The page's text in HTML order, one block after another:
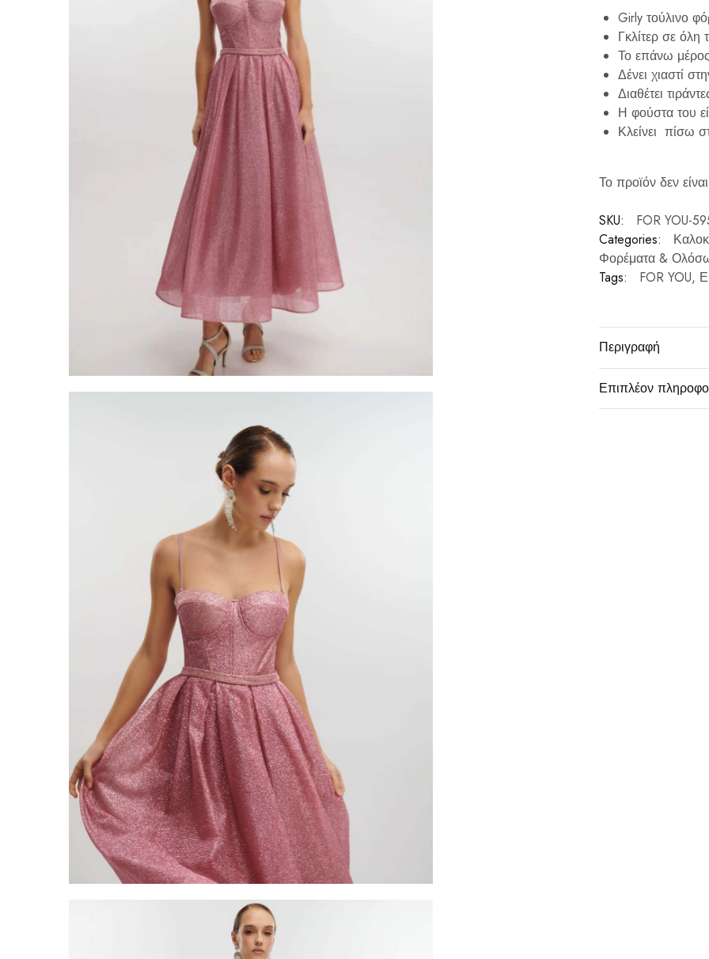
Girly τούλινο
Γκλίτερ σε όλη
Το επάνω
Δένει χιαστί
Διαθέτει
Η φούστα του
Κλείνει πίσω
Το προϊόν δεν
SKU:
FOR YOU-
Categories:
Φορέματα &
Tags:
FOR YOU,
Περιγραφή
Επιπλέον